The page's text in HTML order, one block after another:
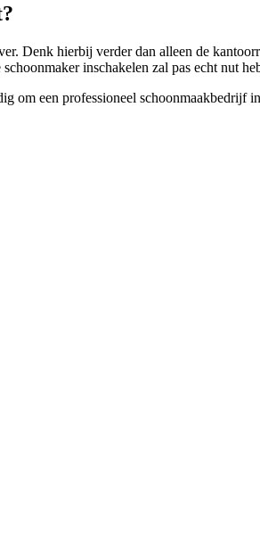
Denk hierbij verder dan alleen de
inschakelen zal pas echt nut
om een professioneel schoonmaakbedrijf